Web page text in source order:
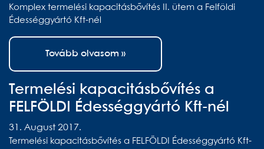
Komplex termelési kapacitásbővítés II. ütem a Felföldi
Édességgyártó Kft-nél
Tovább olvasom »
Termelési kapacitásbővítés a
FELFÖLDI Édességgyártó Kft-nél
31. August 2017.
Termelési kapacitásbővítés a FELFÖLDI Édességgyártó Kft-